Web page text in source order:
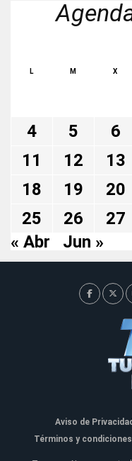
L M X
4
5 6
11
12 13
18
19 20
25
26 27
« Abr
Jun »
Aviso de Privacidad
Términos y